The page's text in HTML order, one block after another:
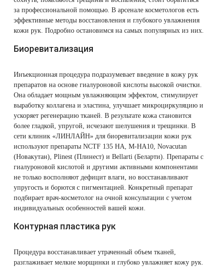
за профессиональной помощью. В арсенале косметологов есть
эффективные методы восстановления и глубокого увлажнения
кожи рук. Подробно остановимся на самых популярных из них.
Биоревитализация
Инъекционная процедура подразумевает введение в кожу рук
препаратов на основе гиалуроновой кислоты высокой очистки.
Она обладает мощным увлажняющим эффектом, стимулирует
выработку коллагена и эластина, улучшает микроциркуляцию и
ускоряет регенерацию тканей. В результате кожа становится
более гладкой, упругой, исчезают шелушения и трещинки. В
сети клиник «ЛИНЛАЙН» для биоревитализации кожи рук
используют препараты NCTF 135 HA, M-HA10, Novacutan
(Новакутан), Plinest (Плинест) и Bellarti (Беларти). Препараты с
гиалуроновой кислотой и другими активными компонентами
не только восполняют дефицит влаги, но восстанавливают
упругость и борются с пигментацией. Конкретный препарат
подбирает врач-косметолог на очной консультации с учетом
индивидуальных особенностей вашей кожи.
Контурная пластика рук
Процедура восстанавливает утраченный объем тканей,
разглаживает мелкие морщинки и глубоко увлажняет кожу рук.